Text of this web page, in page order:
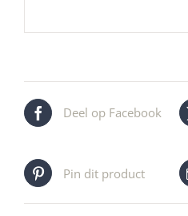
Deel op Facebook
Pin dit product